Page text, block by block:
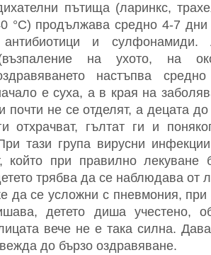
пътища (ларинкс,
°С) продължава средно 4-7
и
на ухото, на
настъпва
е суха, а в края на
почти не се отделят, а децата
отхрачват, гълтат ги и
тази група вирусни
който при правилно лекуване
трябва да се наблюдава от
да се усложни с пневмония, при
детето диша учестено,
вече не е така силна.
до бързо оздравяване.